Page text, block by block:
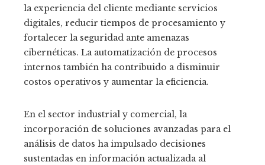
la experiencia del cliente mediante servicios
digitales, reducir tiempos de procesamiento y
fortalecer la seguridad ante amenazas
cibernéticas. La automatización de procesos
internos también ha contribuido a disminuir
costos operativos y aumentar la eficiencia.
En el sector industrial y comercial, la
incorporación de soluciones avanzadas para el
análisis de datos ha impulsado decisiones
sustentadas en información actualizada al